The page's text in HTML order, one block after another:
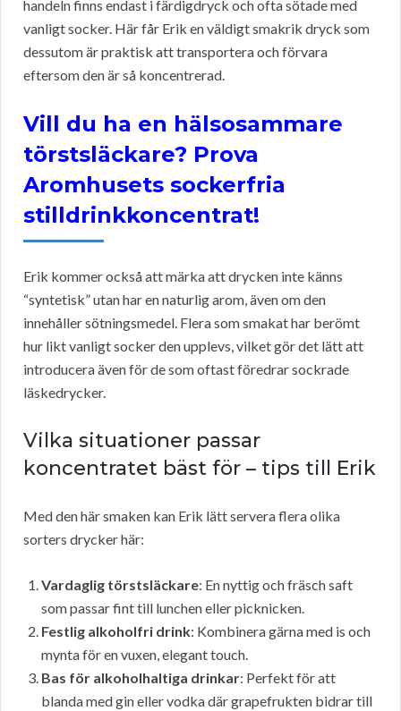
handeln finns endast i färdigdryck och ofta sötade med
vanligt socker. Här får Erik en väldigt smakrik dryck som
dessutom är praktisk att transportera och förvara
eftersom den är så koncentrerad.
Vill du ha en hälsosammare
törstsläckare? Prova
Aromhusets sockerfria
stilldrinkkoncentrat!
Erik kommer också att märka att drycken inte känns
“syntetisk” utan har en naturlig arom, även om den
innehåller sötningsmedel. Flera som smakat har berömt
hur likt vanligt socker den upplevs, vilket gör det lätt att
introducera även för de som oftast föredrar sockrade
läskedrycker.
Vilka situationer passar
koncentratet bäst för – tips till Erik
Med den här smaken kan Erik lätt servera flera olika
sorters drycker här:
Vardaglig törstsläckare: En nyttig och fräsch saft
som passar fint till lunchen eller picknicken.
Festlig alkoholfri drink: Kombinera gärna med is och
mynta för en vuxen, elegant touch.
Bas för alkoholhaltiga drinkar: Perfekt för att
blanda med gin eller vodka där grapefrukten bidrar till